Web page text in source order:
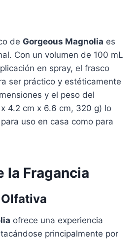
de Gorgeous Magnolia es
Con un volumen de 100 mL
en spray, el frasco
ser práctico y estéticamente
y el peso del
4.2 cm x 6.6 cm, 320 g) lo
uso en casa como para
la Fragancia
ofrece una experiencia
principalmente por